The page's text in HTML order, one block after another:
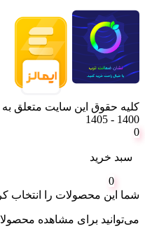
کلیه حقوق این سایت متعلق
1400 - 1405
0
سبد خرید
0
شما این محصولات را انتخاب
می‌توانید برای مشاهده